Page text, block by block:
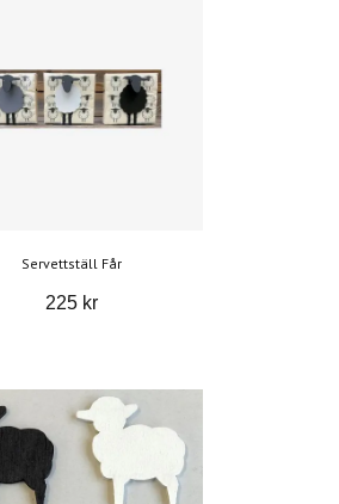
Servettställ Får
225 kr